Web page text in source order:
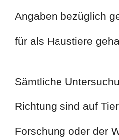
Angaben bezüglich
für als Haustiere
Sämtliche
Richtung sind auf
Forschung oder der